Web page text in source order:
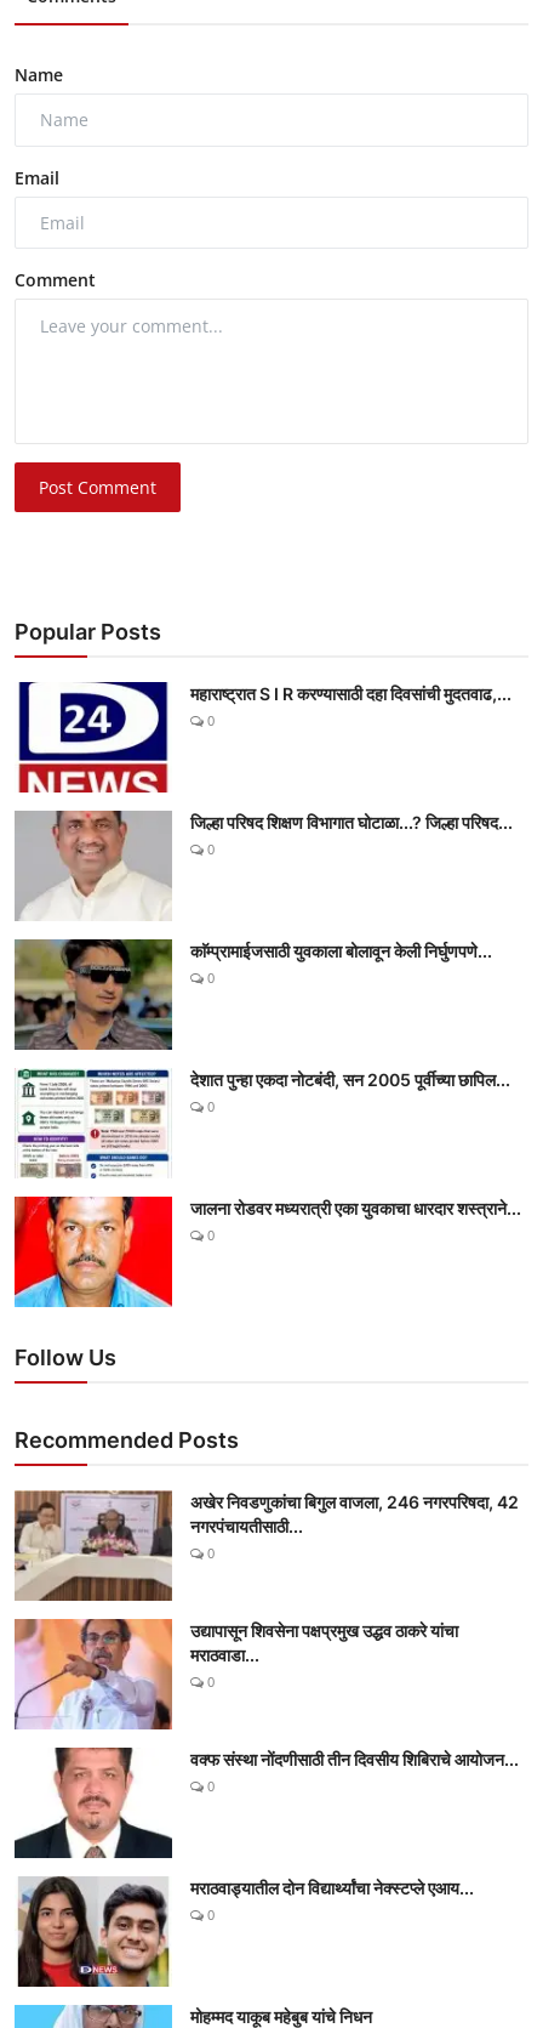
Name
Email
Comment
Post Comment
Popular Posts
महाराष्ट्रात S I R करण्यासाठी दहा दिवसांची मुदतवाढ,...
0
जिल्हा परिषद शिक्षण विभागात घोटाळा...? जिल्हा परिषद...
0
काॅम्प्रामाईजसाठी युवकाला बोलावून केली निर्घुणपणे...
0
देशात पुन्हा एकदा नोटबंदी, सन 2005 पूर्वीच्या छापिल...
0
जालना रोडवर मध्यरात्री एका युवकाचा धारदार शस्त्राने...
0
Follow Us
Recommended Posts
अखेर निवडणुकांचा बिगुल वाजला, 246 नगरपरिषदा, 42
नगरपंचायतीसाठी...
0
उद्यापासून शिवसेना पक्षप्रमुख उद्धव ठाकरे यांचा
मराठवाडा...
0
वक्फ संस्था नोंदणीसाठी तीन दिवसीय शिबिराचे आयोजन...
0
मराठवाड्यातील दोन विद्यार्थ्यांचा नेक्स्टप्ले एआय...
0
मोहम्मद याकूब महेबुब यांचे निधन